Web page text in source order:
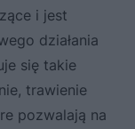
i jest
działania
się takie
trawienie
pozwalają na